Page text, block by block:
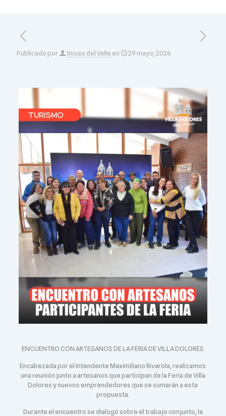
Publicado por Voces del Valle en 29 mayo, 2026
ENCUENTRO CON ARTESANOS DE LA FERIA DE VILLA DOLORES
Encabezada por el Intendente Maximiliano Rivarola, realizamos
una reunión junto a artesanos que participan de la Feria de Villa
Dolores y nuevos emprendedores que se sumarán a esta
propuesta.
Durante el encuentro se dialogó sobre el trabajo conjunto, la